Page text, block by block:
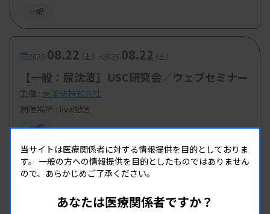
一般
2026. 08.22（土） -2026. 08.22（土）
【一般：尿沈渣】USC研究会／ウェブセミナー
主催 : 東洋紡株式会社
開催場所 : live配信
一般
当サイトは医療関係者に対する情報提供を目的としておりま
す。 一般の方への情報提供を目的としたものではありません
ので、あらかじめご了承ください。
あなたは医療関係者ですか？